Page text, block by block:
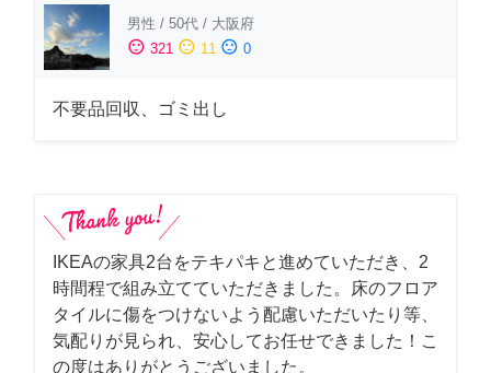
男性 / 50代 / 大阪府
sentiment_satisfied 321 sentiment_neutral 11 sentiment_dissatisfied 0
不要品回収、ゴミ出し
IKEAの家具2台をテキパキと進めていただき、2
時間程で組み立てていただきました。床のフロア
タイルに傷をつけないよう配慮いただいたり等、
気配りが見られ、安心してお任せできました！こ
の度はありがとうございました。